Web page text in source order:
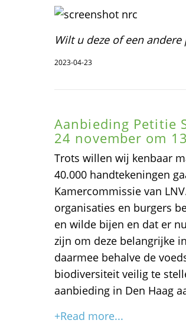
Wilt u deze of een
2023-04-23
Aanbieding Petitie
24 november om
Trots willen wij kenbaar
40.000 handtekeningen
Kamercommissie van
organisaties en burgers
en wilde bijen en dat er
zijn om deze belangrijke
daarmee behalve de
biodiversiteit veilig te
aanbieding in Den Haag
+Read more...